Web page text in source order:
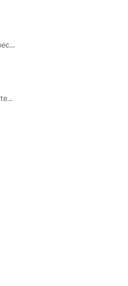
Remise en perspective
Une loyauté inattendue